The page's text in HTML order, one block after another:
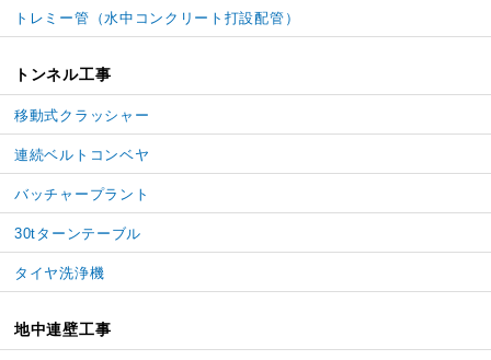
トレミー管 （水中コンクリート打設配管）
トンネル工事
移動式クラッシャー
連続ベルトコンベヤ
バッチャープラント
30tターンテーブル
タイヤ洗浄機
地中連壁工事